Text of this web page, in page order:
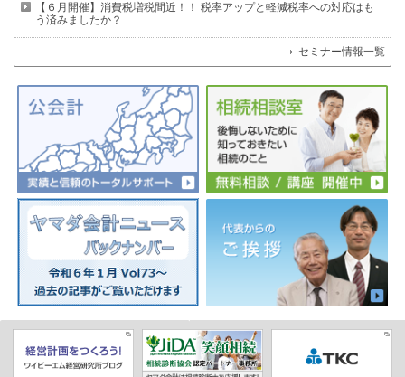
【６月開催】消費税増税間近！！ 税率アップと軽減税率への対応はも
う済みましたか？
セミナー情報一覧